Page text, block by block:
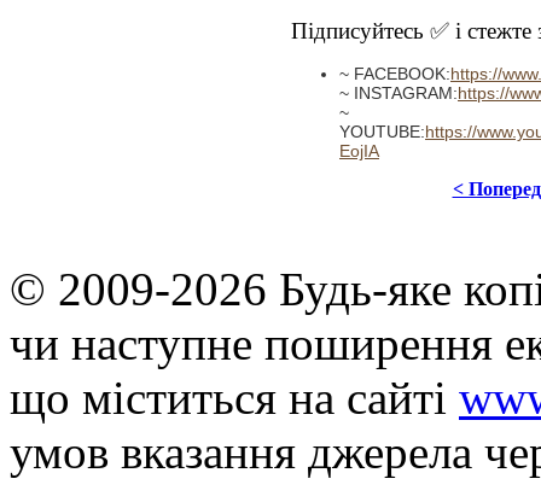
Підписуйтесь ✅ і стежте
~ FACEBOOK:https://
~ INSTAGRAM:https://
~
YOUTUBE:https://
EojIA
<
© 2009-2026 Будь-яке
чи наступне поширення
що мiститься на сайті
умов вказання джерела